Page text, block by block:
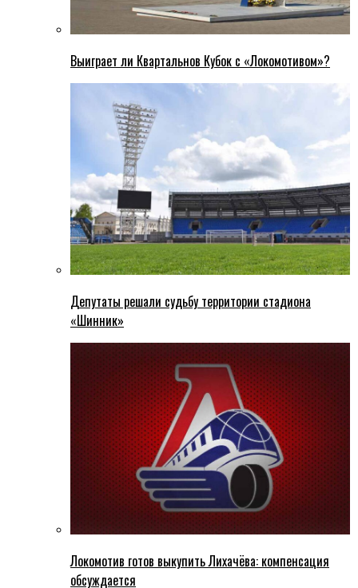
Выиграет ли Квартальнов Кубок с «Локомотивом»?
Депутаты решали судьбу территории стадиона
«Шинник»
Локомотив готов выкупить Лихачёва: компенсация
обсуждается